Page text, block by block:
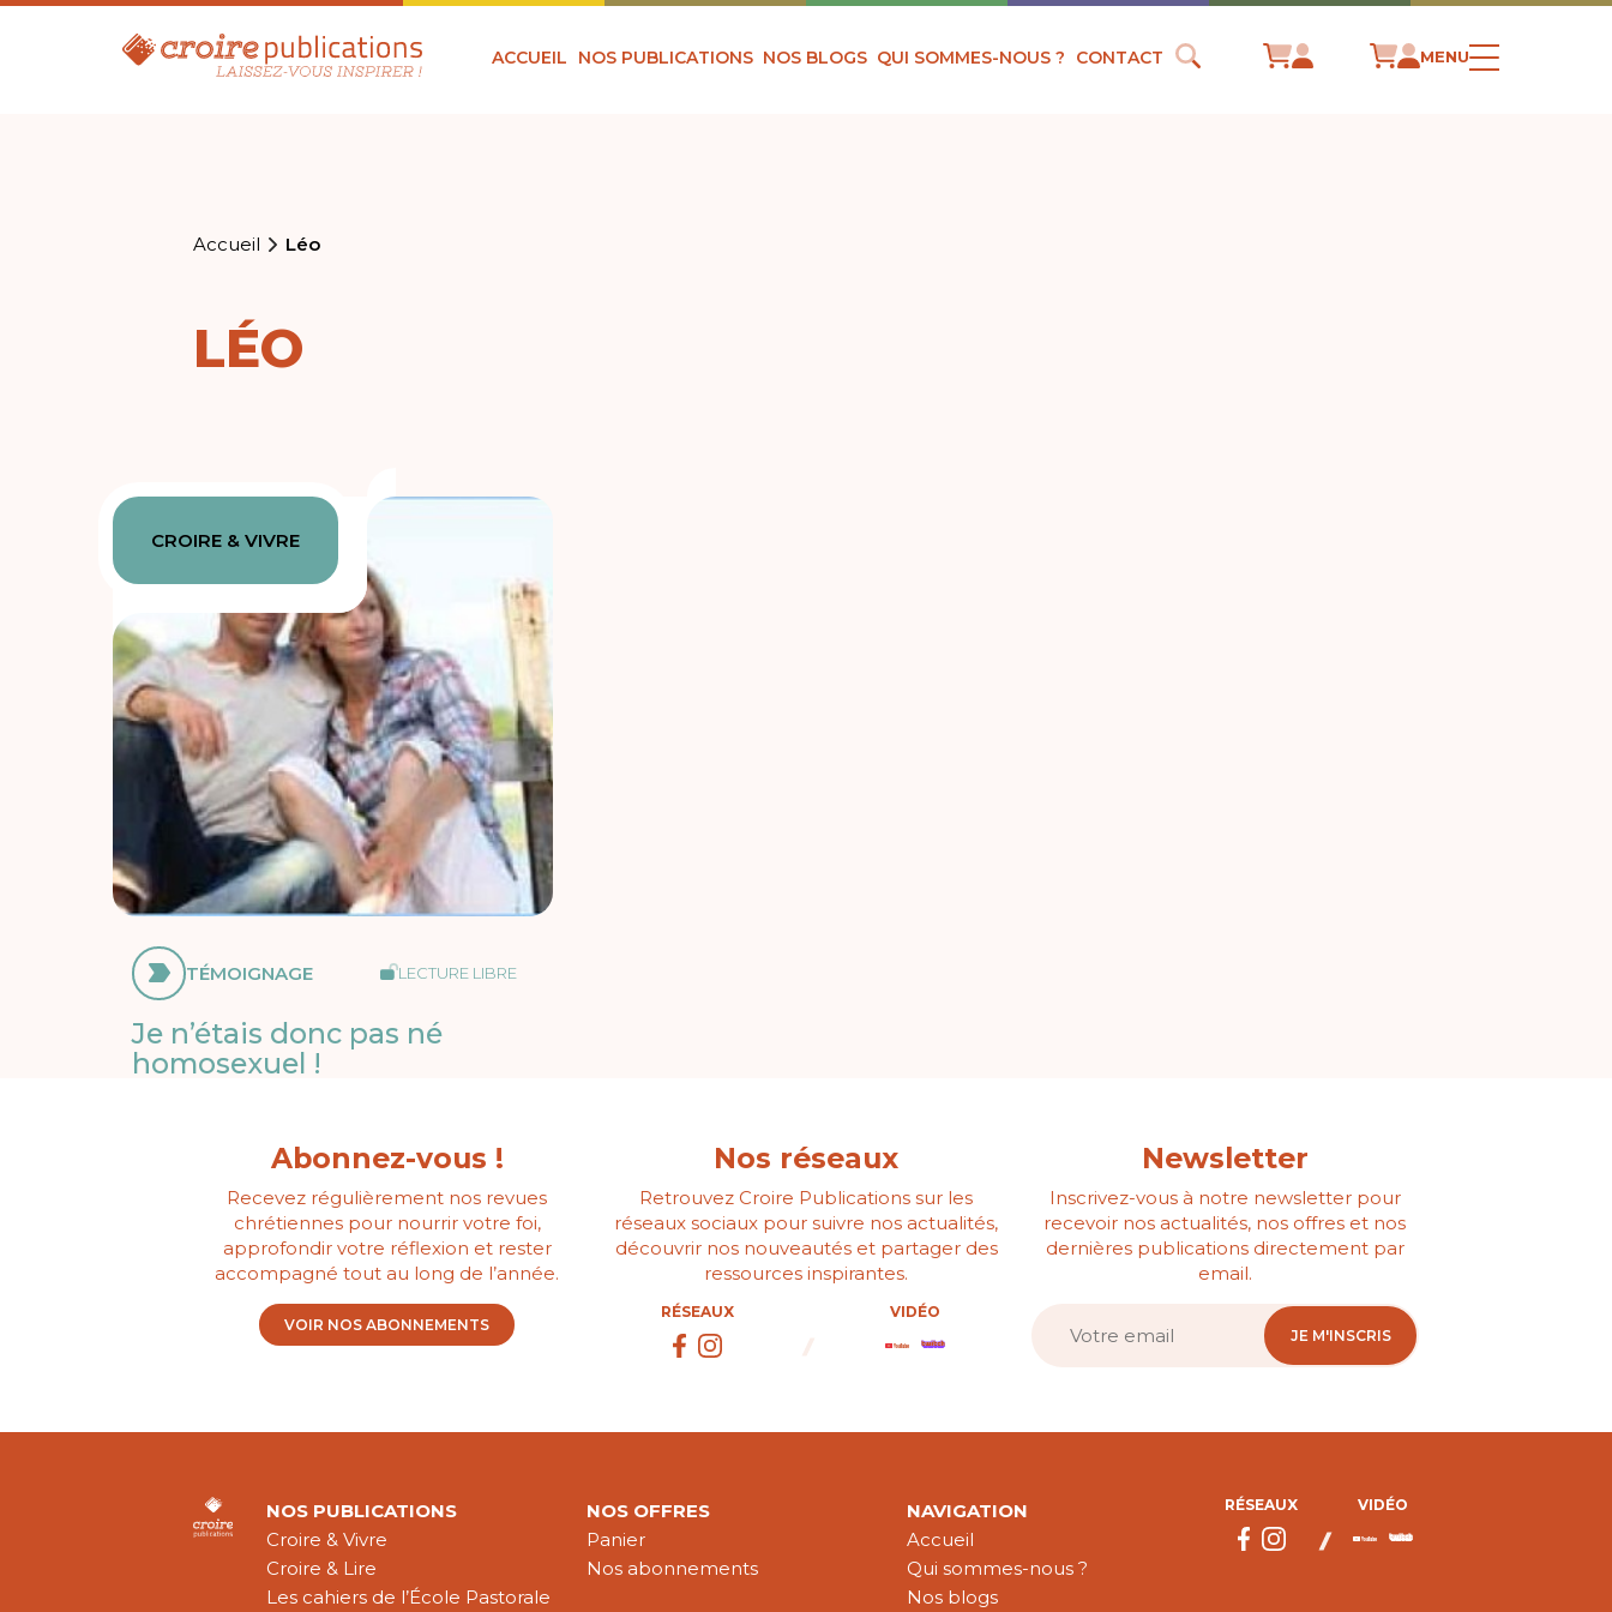
ACCUEIL NOS PUBLICATIONS NOS BLOGS QUI SOMMES-NOUS ? CONTACT MENU
Accueil Léo
LÉO
CROIRE & VIVRE
TÉMOIGNAGE LECTURE LIBRE
Je n’étais donc pas né
homosexuel !
Abonnez-vous !
Recevez régulièrement nos revues
chrétiennes pour nourrir votre foi,
approfondir votre réflexion et rester
accompagné tout au long de l’année.
VOIR NOS ABONNEMENTS
Nos réseaux
Retrouvez Croire Publications sur les
réseaux sociaux pour suivre nos actualités,
découvrir nos nouveautés et partager des
ressources inspirantes.
RÉSEAUX VIDÉO
Newsletter
Inscrivez-vous à notre newsletter pour
recevoir nos actualités, nos offres et nos
dernières publications directement par
email.
JE M'INSCRIS
NOS PUBLICATIONS
Croire & Vivre
Croire & Lire
Les cahiers de l’École Pastorale
NOS OFFRES
Panier
Nos abonnements
NAVIGATION
Accueil
Qui sommes-nous ?
Nos blogs
RÉSEAUX VIDÉO